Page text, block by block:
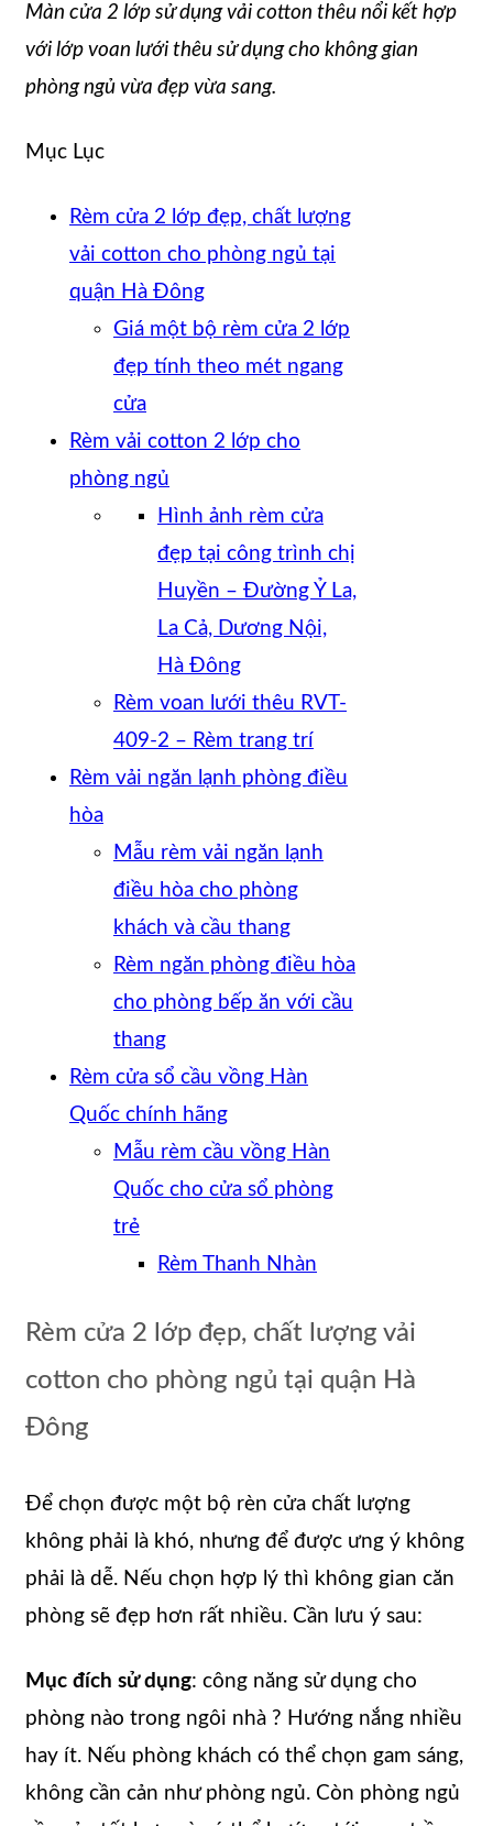
Màn cửa 2 lớp sử dụng vải cotton thêu nổi kết hợp
với lớp voan lưới thêu sử dụng cho không gian
phòng ngủ vừa đẹp vừa sang.
Mục Lục
Rèm cửa 2 lớp đẹp, chất lượng
vải cotton cho phòng ngủ tại
quận Hà Đông
Giá một bộ rèm cửa 2 lớp
đẹp tính theo mét ngang
cửa
Rèm vải cotton 2 lớp cho
phòng ngủ
Hình ảnh rèm cửa
đẹp tại công trình chị
Huyền – Đường Ỷ La,
La Cả, Dương Nội,
Hà Đông
Rèm voan lưới thêu RVT-
409-2 – Rèm trang trí
Rèm vải ngăn lạnh phòng điều
hòa
Mẫu rèm vải ngăn lạnh
điều hòa cho phòng
khách và cầu thang
Rèm ngăn phòng điều hòa
cho phòng bếp ăn với cầu
thang
Rèm cửa sổ cầu vồng Hàn
Quốc chính hãng
Mẫu rèm cầu vồng Hàn
Quốc cho cửa sổ phòng
trẻ
Rèm Thanh Nhàn
Rèm cửa 2 lớp đẹp, chất lượng vải
cotton cho phòng ngủ tại quận Hà
Đông
Để chọn được một bộ rèn cửa chất lượng
không phải là khó, nhưng để được ưng ý không
phải là dễ. Nếu chọn hợp lý thì không gian căn
phòng sẽ đẹp hơn rất nhiều. Cần lưu ý sau:
Mục đích sử dụng: công năng sử dụng cho
phòng nào trong ngôi nhà ? Hướng nắng nhiều
hay ít. Nếu phòng khách có thể chọn gam sáng,
không cần cản như phòng ngủ. Còn phòng ngủ